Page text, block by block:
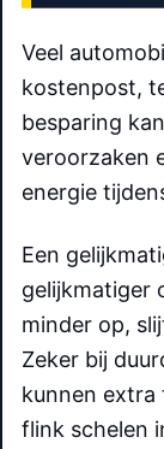
Veel
kostenpost,
besparing
veroorzaken
energie
Een
gelijkmatiger
minder op,
Zeker bij
kunnen extra
flink schelen